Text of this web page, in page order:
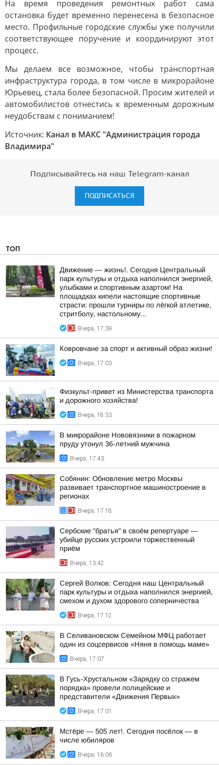
На время проведения ремонтных работ сама
остановка будет временно перенесена в безопасное
место. Профильные городские службы уже получили
соответствующее поручение и координируют этот
процесс.
Мы делаем все возможное, чтобы транспортная
инфраструктура города, в том числе в микрорайоне
Юрьевец, стала более безопасной. Просим жителей и
автомобилистов отнестись к временным дорожным
неудобствам с пониманием!
Источник: Канал в МАКС "Администрация города
Владимира"
Подписывайтесь на наш Telegram-канал
ПОДПИСАТЬСЯ
ТОП
Движение — жизнь!. Сегодня Центральный
парк культуры и отдыха наполнился энергией,
улыбками и спортивным азартом! На
площадках кипели настоящие спортивные
страсти: прошли турниры по лёгкой атлетике,
стритболу, настольному...
Вчера, 17:39
Ковровчане за спорт и активный образ жизни!
Вчера, 17:03
Физкульт-привет из Министерства транспорта
и дорожного хозяйства!
Вчера, 18:33
В микрорайоне Нововязники в пожарном
пруду утонул 36-летний мужчина
Вчера, 17:43
Собянин: Обновление метро Москвы
развивает транспортное машиностроение в
регионах
Вчера, 17:18
Сербские "братья" в своём репертуаре —
убийце русских устроили торжественный
приём
Вчера, 13:42
Сергей Волков: Сегодня наш Центральный
парк культуры и отдыха наполнился энергией,
смехом и духом здорового соперничества
Вчера, 17:12
В Селивановском Семейном МФЦ работает
один из соцсервисов «Няня в помощь маме»
Вчера, 17:07
В Гусь-Хрустальном «Зарядку со стражем
порядка» провели полицейские и
представители «Движения Первых»
Вчера, 17:01
Мстёре — 505 лет!. Сегодня посёлок — в
числе юбиляров
Вчера, 16:06